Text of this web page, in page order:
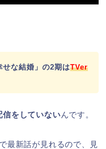
せな結婚」の2期はTVer
をしていないんです。
最新話が見れるので、見